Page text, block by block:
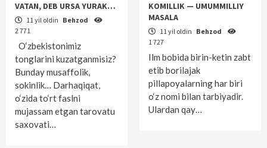
VATAN, DEB URSA YURAK…
11 yil oldin Behzod
2 771
O‘zbekistonimiz
tonglarini kuzatganmisiz?
Bunday musaffolik,
sokinlik… Darhaqiqat,
o‘zida to‘rt faslni
mujassam etgan tarovatu
saxovati…
KOMILLIK — UMUMMILLIY
MASALA
11 yil oldin Behzod
1 727
Ilm bobida birin-ketin zabt
etib borilajak
pillapoyalarning har biri
o‘z nomi bilan tarbiyadir.
Ulardan qay…